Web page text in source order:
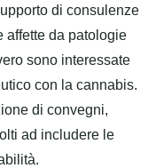
di consulenze
affette da patologie
sono interessate
con la cannabis.
di convegni,
ad includere le